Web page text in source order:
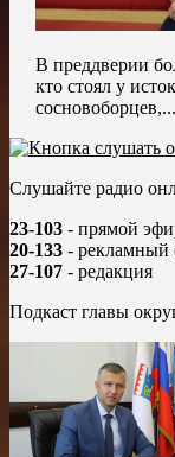
В преддверии
кто стоял у
сосновоборцев,...
Слушайте радио
23-103 - прямой
20-133 - рекламный
27-107 - редакция
Подкаст главы